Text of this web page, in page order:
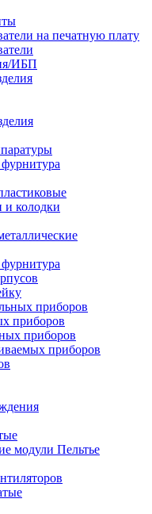
на печатную плату
ИБП
и колодки
приборов
приборов
приборов
приборов
модули Пельтье